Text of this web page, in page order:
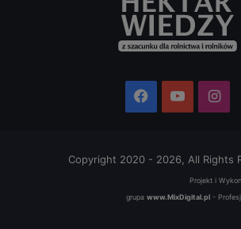
Facebook
YouTube
Copyright 2020 - 2026, All Rights
Projekt i
grupa www.MixDigital.pl -